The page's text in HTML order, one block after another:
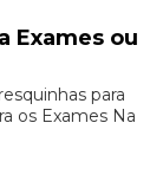
Exames ou
para
os Exames Na